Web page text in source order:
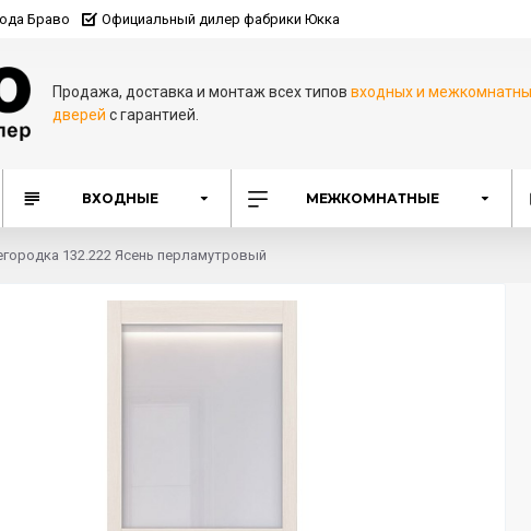
Браво Официальный дилер фабрики Юкка
Продажа, доставка и монтаж всех типоввходных и
дверей с гарантией.
ВХОДНЫЕ МЕЖКОМНАТНЫЕ
132.222 Ясень перламутровый